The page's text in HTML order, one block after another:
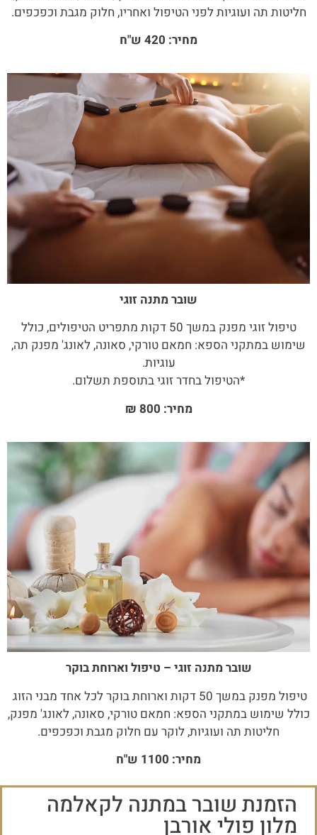
חליטות תה ועוגיות לפני הטיפול ואחריו, חלוק מגבת וכפכפים.
מחיר: 420 ש"ח
שובר מתנה זוגי
טיפול זוגי מפנק במשך 50 דקות מתפריט הטיפולים, כולל
שימוש במתקני הספא: חמאם טורקי, סאונה, לאונג' מפנק תה,
עוגיות.
*הטיפול בחדר זוגי בתוספת תשלום.
מחיר: 800
₪
שובר מתנה זוגי – טיפול וארוחת בוקר
טיפול מפנק במשך 50 דקות וארוחת בוקר לכל אחד מבני הזוג
כולל שימוש במתקני הספא: חמאם טורקי, סאונה, לאונג' מפנק,
חליטות תה ועוגיות, לוקר עם חלוק מגבת וכפכפים.
מחיר: 1100 ש"ח
הזמנת שובר במתנה לקאלמה
מלון פולי אורבן